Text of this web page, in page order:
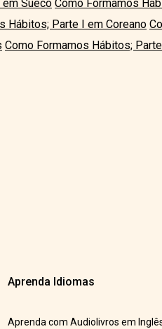
Sueco Como Formamos
Hábitos; Parte I em Coreano
Como Formamos Hábitos;
Aprenda Idiomas
Aprenda com Audiolivros em